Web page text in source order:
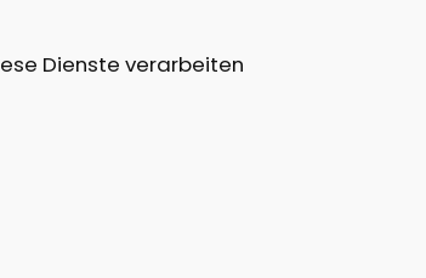
Dienste verarbeiten